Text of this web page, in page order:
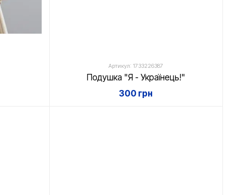
Артикул: 1733226387
Подушка "Я - Українець!"
300 грн